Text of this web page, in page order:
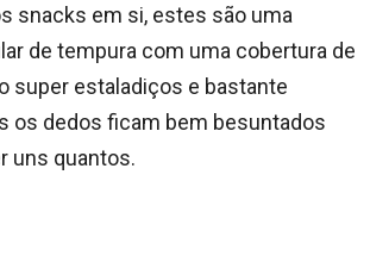
snacks em si, estes são uma
de tempura com uma cobertura de
super estaladiços e bastante
os dedos ficam bem besuntados
uns quantos.